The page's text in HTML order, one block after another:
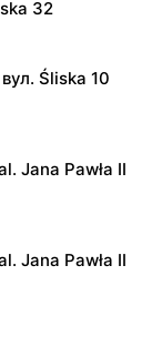
32
Śliska 10
Jana Pawła II
Jana Pawła II